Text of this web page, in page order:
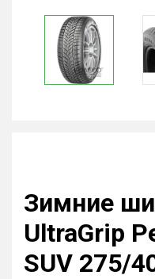
Зимние
UltraGrip
SUV 275/